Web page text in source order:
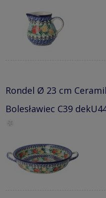
Rondel Ø 23 cm
Bolesławiec C39